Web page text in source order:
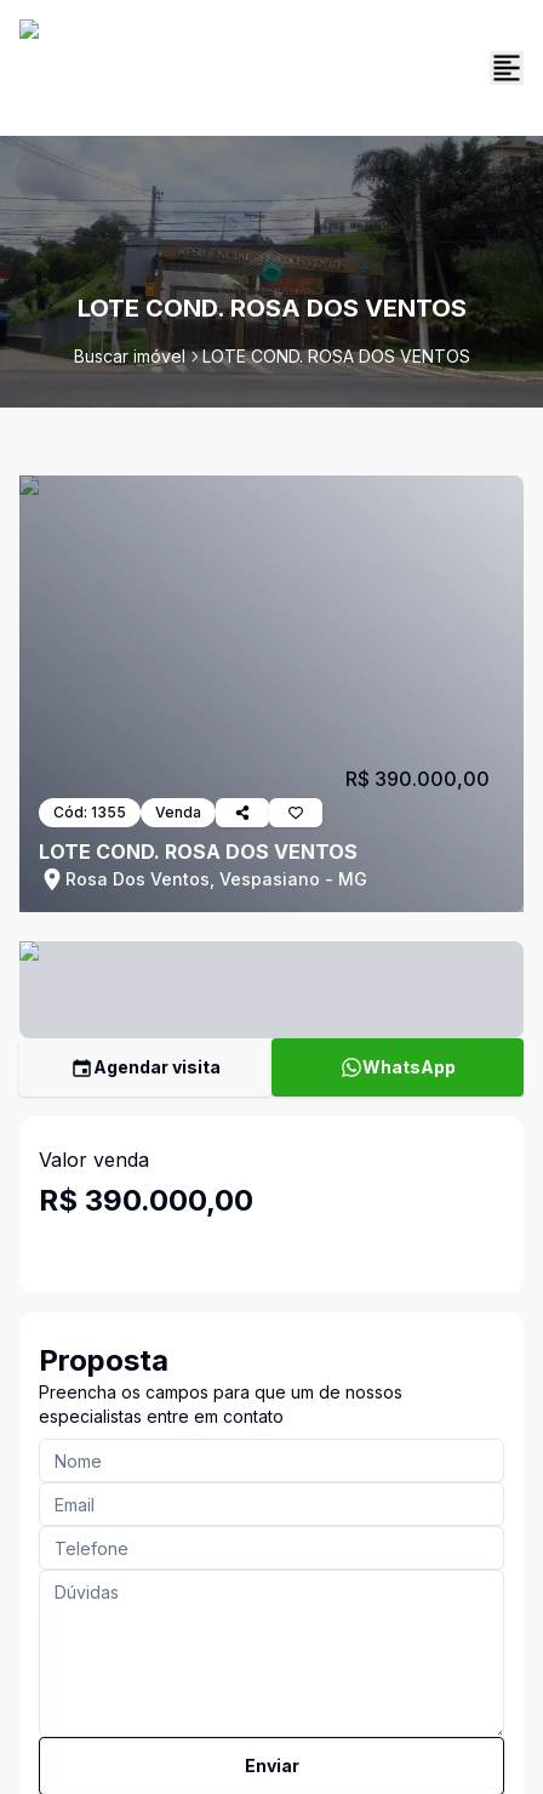
LOTE COND. ROSA DOS VENTOS
Buscar imóvel LOTE COND. ROSA DOS VENTOS
Cód: 1355 Venda
LOTE COND. ROSA DOS VENTOS
Rosa Dos Ventos, Vespasiano - MG
R$ 390.000,00
Agendar visita WhatsApp
Valor venda
R$ 390.000,00
Proposta
Preencha os campos para que um de nossos
especialistas entre em contato
Enviar